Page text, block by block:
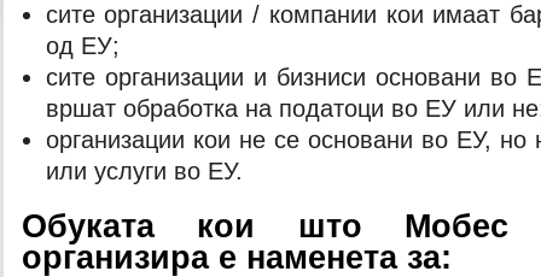
сите организации / компании кои имаат
од ЕУ;
сите организации и бизниси основани во
вршат обработка на податоци во ЕУ или
организации кои не се основани во ЕУ, но
или услуги во ЕУ.
Обуката кои што Мобес
организира е наменета за: